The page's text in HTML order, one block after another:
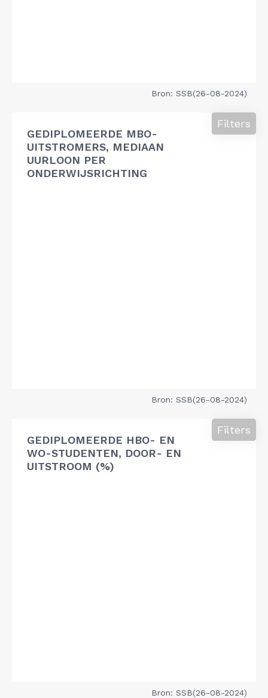
Bron: SSB(26-08-2024)
GEDIPLOMEERDE MBO-
UITSTROMERS, MEDIAAN
UURLOON PER
ONDERWIJSRICHTING
Filters
Bron: SSB(26-08-2024)
GEDIPLOMEERDE HBO- EN
WO-STUDENTEN, DOOR- EN
UITSTROOM (%)
Filters
Bron: SSB(26-08-2024)